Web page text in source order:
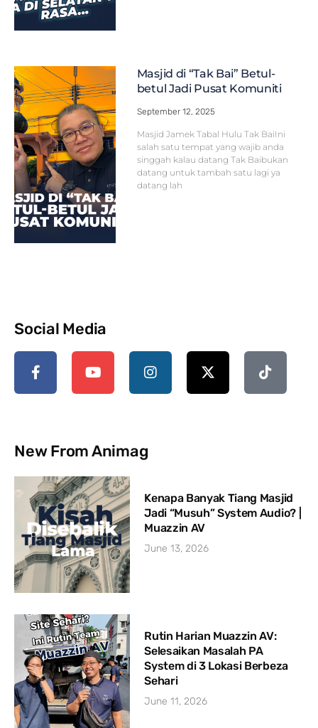
Masjid di “Tak Bai” Betul-
betul Jadi Pusat Komuniti
September 12, 2025
Masjid Jamek Tabal Hulu Tak BaiIni
salah satu tempat yang wajib anda
singgah kalau datang Tak Baibukan
datang untuk tambah satu lagi ya
datang lah
Social Media
New From Animag
Kenapa Banyak Tiang Masjid
Jadi “Musuh” System Audio? |
Muazzin AV
June 13, 2026
Rutin Harian Muazzin AV:
Selesaikan Masalah PA
System di 3 Lokasi Berbeza
Sehari
June 11, 2026